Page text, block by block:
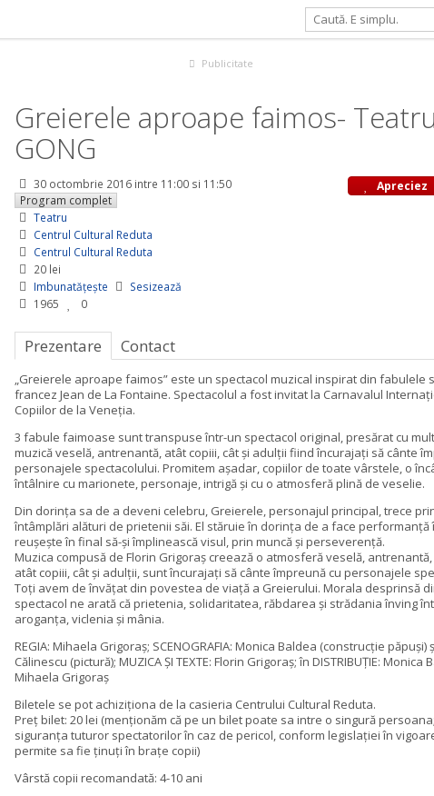
Publicitate
Greierele aproape faimos-
GONG
30 octombrie 2016intre 11:00 si 11:50
Program complet
Teatru
Centrul Cultural Reduta
Centrul Cultural Reduta
20 lei
Imbunatățește
Sesizează
1965
0
Apreciez
Prezentare Contact
„Greierele aproape faimos” este un spectacol muzical inspirat din fabulele
francez Jean de La Fontaine. Spectacolul a fost invitat la Carnavalul
Copiilor de la Veneția.
3 fabule faimoase sunt transpuse într-un spectacol original, presărat cu
muzică veselă, antrenantă, atât copiii, cât şi adulţii fiind încurajaţi să cânte
personajele spectacolului. Promitem așadar, copiilor de toate vârstele, o
întâlnire cu marionete, personaje, intrigă şi cu o atmosferă plină de veselie.
Din dorinţa sa de a deveni celebru, Greierele, personajul principal, trece
întâmplări alături de prietenii săi. El stăruie în dorinţa de a face performanţă
reuşeşte în final să-şi împlinească visul, prin muncă şi perseverenţă.
Muzica compusă de Florin Grigoraş creează o atmosferă veselă,
atât copiii, cât şi adulţii, sunt încurajaţi să cânte împreună cu personajele
Toţi avem de învăţat din povestea de viaţă a Greierului. Morala desprinsă
spectacol ne arată că prietenia, solidaritatea, răbdarea şi strădania înving
aroganţa, viclenia şi mânia.
REGIA: Mihaela Grigoraş; SCENOGRAFIA: Monica Baldea (construcţie păpuşi)
Călinescu (pictură); MUZICA ŞI TEXTE: Florin Grigoraş; în DISTRIBUŢIE: Monica
Mihaela Grigoraş
Biletele se pot achiziționa de la casieria Centrului Cultural Reduta.
Preț bilet: 20 lei (menționăm că pe un bilet poate sa intre o singură
siguranța tuturor spectatorilor în caz de pericol, conform legislației în
permite sa fie ținuți în brațe copii)
Vârstă copii recomandată: 4-10 ani